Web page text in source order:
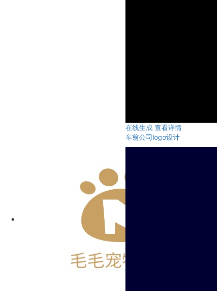
在线生成 查看详情
车翁公司logo设计